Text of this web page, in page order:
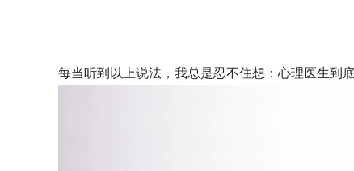
每当听到以上说法，我总是忍不住想：心理医生到